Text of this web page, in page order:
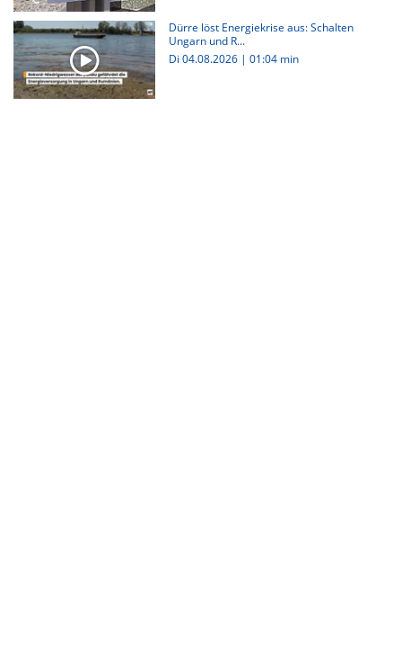
Dürre löst Energiekrise aus: Schalten
Ungarn und R...
Di 04.08.2026 | 01:04 min